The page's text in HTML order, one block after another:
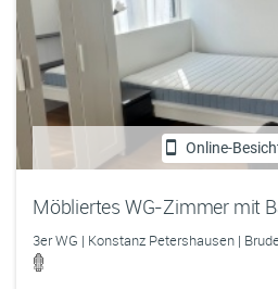
Online-
3er WG | Konstanz Petershausen |